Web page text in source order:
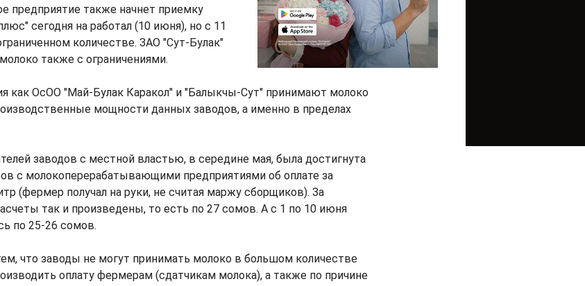
предприятие также начнет приемку
сегодня на работал (10 июня), но с 11
количестве. ЗАО "Сут-Булак"
также с ограничениями.
как ОсОО "Май-Булак Каракол" и "Балыкчы-Сут" принимают молоко
мощности данных заводов, а именно в пределах
заводов с местной властью, в середине мая, была достигнута
с молокоперерабатывающими предприятиями об оплате за
(фермер получал на руки, не считая маржу сборщиков). За
так и произведены, то есть по 27 сомов. А с 1 по 10 июня
по 25-26 сомов.
что заводы не могут принимать молоко в большом количестве
оплату фермерам (сдатчикам молока), а также по причине